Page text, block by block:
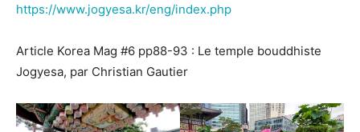
https://www.jogyesa.kr/eng/index.php
Article Korea Mag #6 pp88-93 : Le temple bouddhiste
Jogyesa, par Christian Gautier